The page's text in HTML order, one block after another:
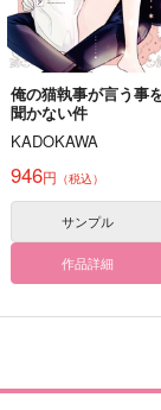
にゃんせんおじさん
3,615円（税込）
サンプル
カート
俺の猫執事が言う事
聞かない件
KADOKAWA
946円 （税込）
サンプル
作品詳細